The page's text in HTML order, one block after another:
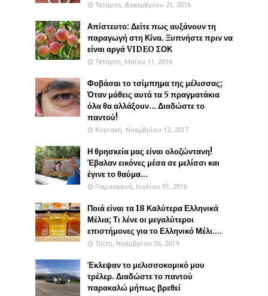
Τετάρτη, Δεκεμβρίου 21, 2016
Απίστευτο: Δείτε πως αυξάνουν τη
παραγωγή στη Κίνα. Ξυπνήστε πριν να
είναι αργά VIDEO ΣΟΚ
Τετάρτη, Μαΐου 11, 2016
Φοβάσαι το τσίμπημα της μέλισσας;
Όταν μάθεις αυτά τα 5 πραγματάκια
όλα θα αλλάξουν... Διαδώστε το
παντού!
Κυριακή, Νοεμβρίου 12, 2017
Η θρησκεία μας είναι ολοζώντανη!
Έβαλαν εικόνες μέσα σε μελίσσι και
έγινε το θαύμα...
Παρασκευή, Ιουλίου 01, 2016
Ποιά είναι τα 18 Καλύτερα Ελληνικά
Μέλια; Τι λένε οι μεγαλύτεροι
επιστήμονες για το Ελληνικό Μέλι....
Τρίτη, Νοεμβρίου 26, 2019
Έκλεψαν το μελισσοκομικό μου
τρέλερ. Διαδώστε το παντού
παρακαλώ μήπως βρεθεί